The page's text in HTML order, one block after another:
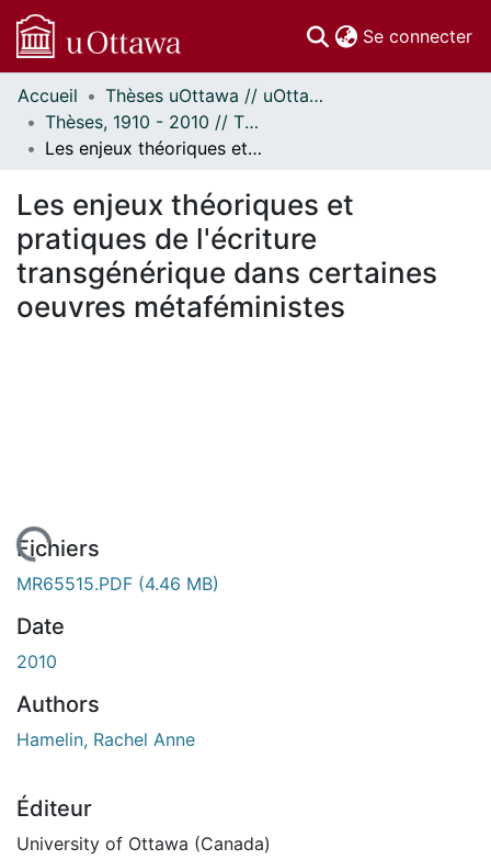
Se connecter
Communautés
et collections
Parcourir
À propos
Accueil
Thèses uOttawa // uOttawa Theses
Thèses, 1910 - 2010 // Theses, 1910 - 2010
Les enjeux théoriques et pratiques de l'écriture transgénérique dans certaines oeuvres métaféministes
Les enjeux théoriques et
pratiques de l'écriture
transgénérique dans certaines
oeuvres métaféministes
Fichiers
MR65515.PDF (4.46 MB)
Date
2010
Authors
Hamelin, Rachel Anne
Éditeur
University of Ottawa (Canada)